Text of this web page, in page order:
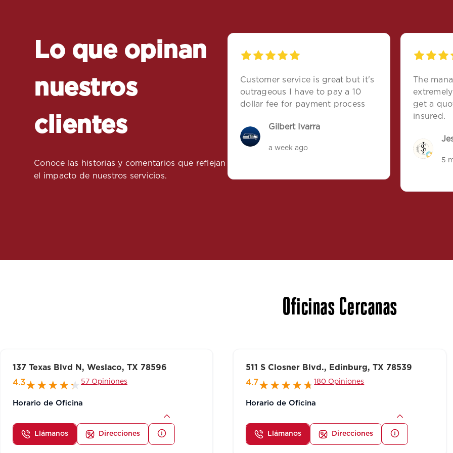
Lo que opinan
nuestros
clientes
Conoce las historias y comentarios que reflejan
el impacto de nuestros servicios.
Customer service is great but it's
outrageous I have to pay a 10
dollar fee for payment process
Gilbert Ivarra
a week ago
The
get a quote, and left
insured.
5
Oficinas Cercanas
137 Texas Blvd N, Weslaco, TX 78596
4.3
57 Opiniones
Horario de Oficina
Llámanos Direcciones
511 S Closner Blvd., Edinburg, TX 78539
4.7
180 Opiniones
Horario de Oficina
Llámanos Direcciones